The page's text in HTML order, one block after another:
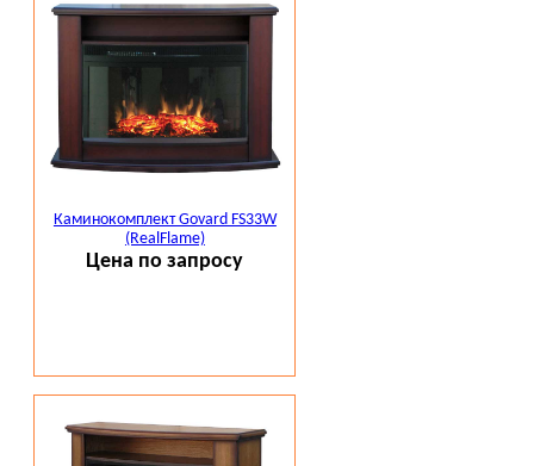
Каминокомплект Govard FS33W
(RealFlame)
Цена по запросу